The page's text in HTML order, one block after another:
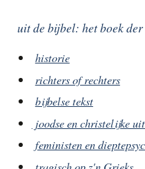
uit de bijbel: het boek der
historie
richters of rechters
bijbelse tekst
joodse en christelijke
feministen en